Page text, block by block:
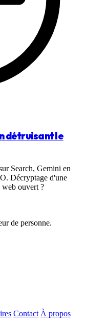
détruisant le
Search, Gemini en
Décryptage d'une
web ouvert ?
de personne.
Contact À propos